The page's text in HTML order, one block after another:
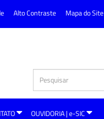
Alto Contraste Mapa do Site
OUVIDORIA | e-SIC